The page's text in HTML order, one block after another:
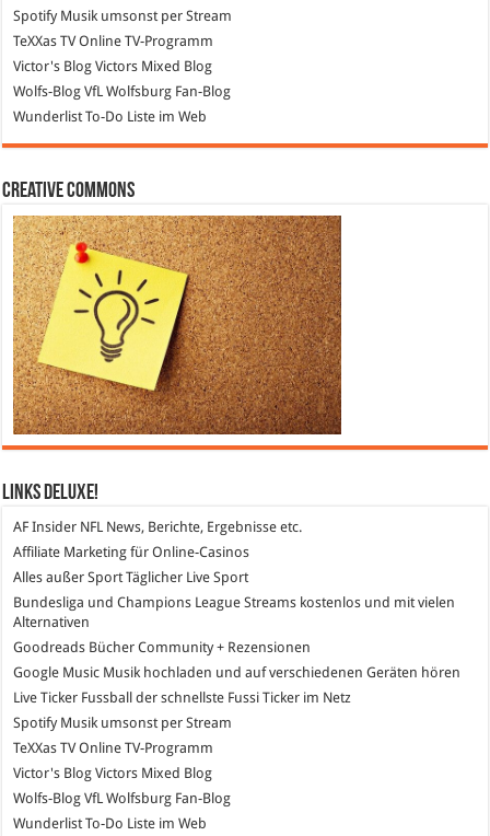
SpotifyMusik umsonst per Stream
TeXXas TVOnline TV-Programm
Victor's Blog Victors Mixed Blog
Wolfs-Blog VfL Wolfsburg Fan-Blog
WunderlistTo-Do Liste im Web
Creative Commons
Links DeLuXe!
AF Insider NFL News, Berichte, Ergebnisse etc.
Affiliate Marketing für Online-Casinos
Alles außer Sport Täglicher Live Sport
Bundesliga und Champions League Streams kostenlos und mit vielen
Alternativen
Goodreads Bücher Community + Rezensionen
Google Music Musik hochladen und auf verschiedenen Geräten hören
Live Ticker Fussball der schnellste Fussi Ticker im Netz
SpotifyMusik umsonst per Stream
TeXXas TVOnline TV-Programm
Victor's Blog Victors Mixed Blog
Wolfs-Blog VfL Wolfsburg Fan-Blog
Wunderlist To-Do Liste im Web